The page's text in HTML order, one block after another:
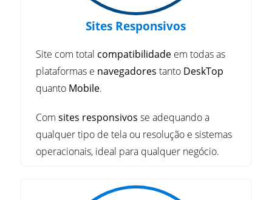
Sites Responsivos
Site com total compatibilidadeem todas as
plataformas e navegadores tanto DeskTop
quanto Mobile.
Com sites responsivos se adequando a
qualquer tipo de tela ou resolução e sistemas
operacionais, ideal para qualquer negócio.